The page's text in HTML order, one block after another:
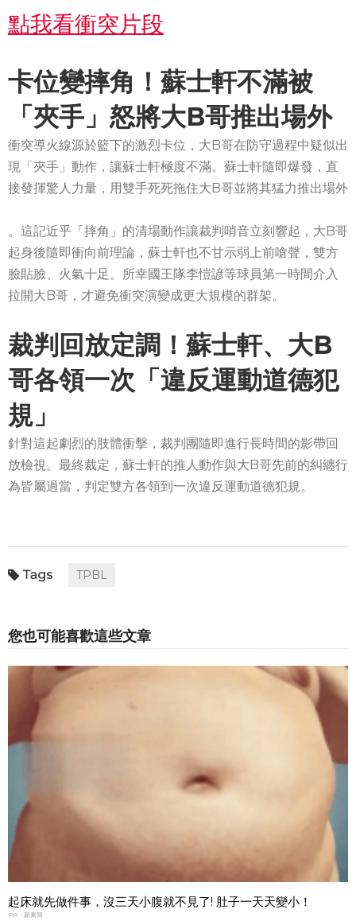
點我看衝突片段
卡位變摔角！蘇士軒不滿被
「夾手」怒將大B哥推出場外
衝突導火線源於籃下的激烈卡位，大B哥在防守過程中疑似出
現「夾手」動作，讓蘇士軒極度不滿。蘇士軒隨即爆發，直
接發揮驚人力量，用雙手死死拖住大B哥並將其猛力推出場外
。這記近乎「摔角」的清場動作讓裁判哨音立刻響起，大B哥
起身後隨即衝向前理論，蘇士軒也不甘示弱上前嗆聲，雙方
臉貼臉、火氣十足。所幸國王隊李愷諺等球員第一時間介入
拉開大B哥，才避免衝突演變成更大規模的群架。
裁判回放定調！蘇士軒、大B
哥各領一次「違反運動道德犯
規」
針對這起劇烈的肢體衝擊，裁判團隨即進行長時間的影帶回
放檢視。最終裁定，蘇士軒的推人動作與大B哥先前的糾纏行
為皆屬過當，判定雙方各領到一次違反運動道德犯規。
TPBL
您也可能喜歡這些文章
起床就先做件事，沒三天小腹就不見了! 肚子一天天變小！
PR・新素簡